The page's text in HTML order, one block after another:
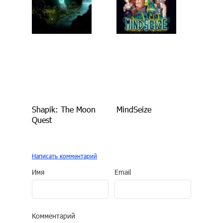
Shapik: The Moon
Quest
MindSeize
Написать комментарий
Имя Email
Комментарий